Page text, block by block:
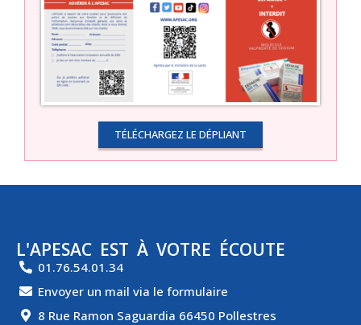
TÉLÉCHARGEZ LE DÉPLIANT
L'APESAC EST À VOTRE ÉCOUTE
01.76.54.01.34
Envoyer un mail via le formulaire
8 Rue Ramon Saguardia 66450 Pollestres